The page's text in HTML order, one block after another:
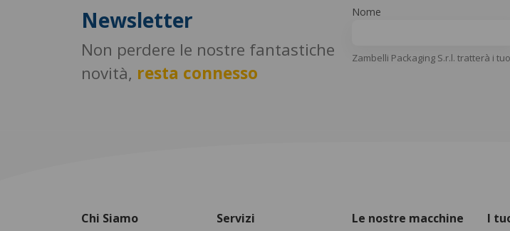
Newsletter
Non perdere le nostre fantastiche
novità, resta connesso
Nome
Zambelli Packaging S.r.l. tratterà i
Chi Siamo Servizi Le nostre macchine I